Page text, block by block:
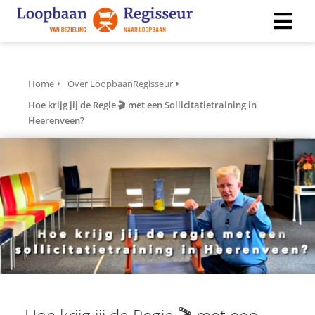
Home
Over LoopbaanRegisseur
Hoe krijg jij de Regie 🎬 met een Sollicitatietraining in
Heerenveen?
zijn
om
te
Ze
gebruikt